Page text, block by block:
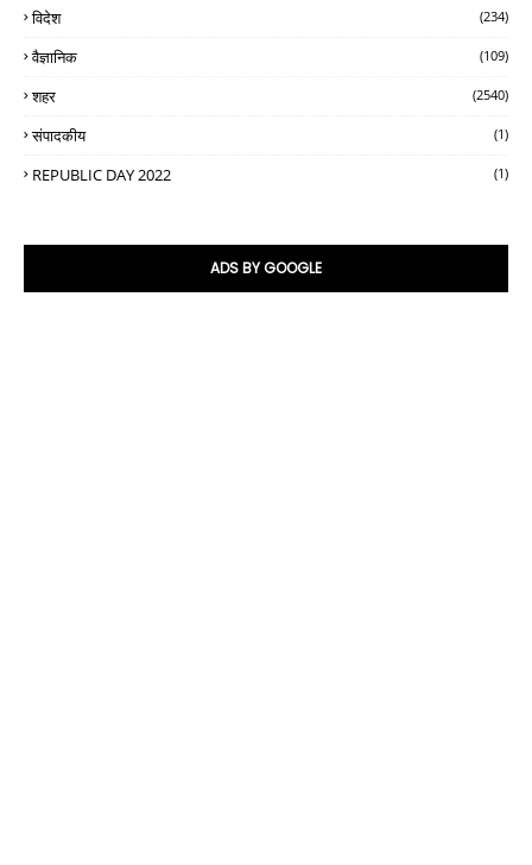
विदेश (234)
वैज्ञानिक (109)
शहर (2540)
संपादकीय (1)
REPUBLIC DAY 2022 (1)
ADS BY GOOGLE